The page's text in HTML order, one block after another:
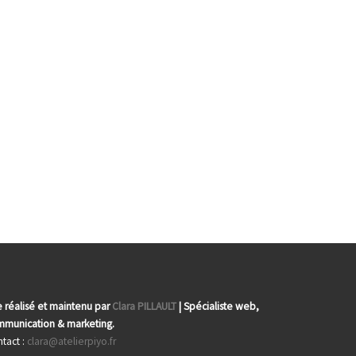
réalisé et maintenu parClara PILLAULT | Spécialiste web,
& marketing.
: clara@atelierpiyo.fr